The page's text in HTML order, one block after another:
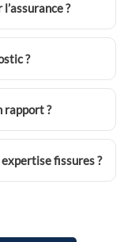
?
?
rapport ?
fissures ?